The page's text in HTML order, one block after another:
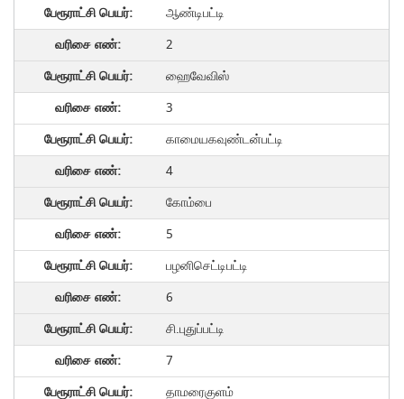
ஆண்டிபட்டி
2
ஹைவேவிஸ்
3
காமையகவுண்டன்பட்டி
4
கோம்பை
5
பழனிசெட்டிபட்டி
6
சி.புதுப்பட்டி
7
தாமரைகுளம்